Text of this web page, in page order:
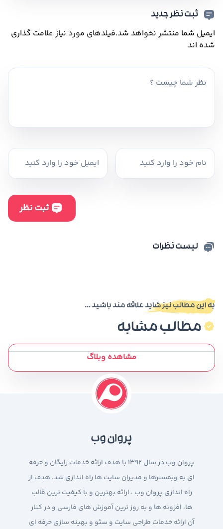
ثبت نظر جدید
ایمیل شما منتشر نخواهد شد.فیلدهای مورد نیاز علامت گذاری
شده اند
لیست نظرات
به این مطالب نیز شاید علاقه مند باشید ...
مطالب مشابه
مشاهده وبلاگ
پروان وب
پروان وب در سال 1392 با هدف ارائه خدمات رایگان و حرفه
ای به وبمسترها و مدیران سایت ها راه اندازی شد. هدف از
راه اندازی پروان وب ، ارائه بهترین و با کیفیت ترین قالب
ها، افزونه ها و به روز ترین آموزش های فارسی و در کنار
آن ارائه خدمات طراحی سایت و سئو و بهینه سازی حرفه ای